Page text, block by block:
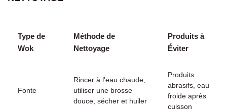
Type de
Wok
Méthode de
Nettoyage
Produits à
Éviter
Fonte
Rincer à l’eau chaude,
utiliser une brosse
douce, sécher et huiler
Produits
abrasifs, eau
froide après
cuisson